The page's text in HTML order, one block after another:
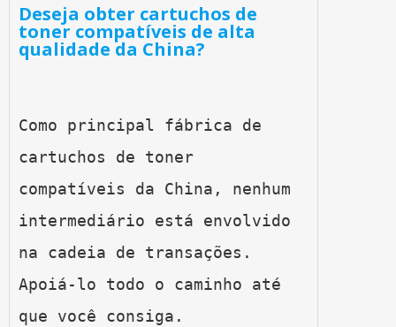
Deseja obter cartuchos de
toner compatíveis de alta
qualidade da China?
Como principal fábrica de
cartuchos de toner
compatíveis da China, nenhum
intermediário está envolvido
na cadeia de transações.
Apoiá-lo todo o caminho até
que você consiga.